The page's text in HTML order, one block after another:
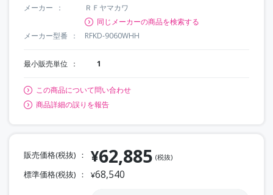
メーカー
ＲＦヤマカワ
同じメーカーの商品を検索する
メーカー型番
RFKD-9060WHH
最小販売単位 1
この商品について問い合わせ
商品詳細の誤りを報告
販売価格(税抜) ¥62,885 (税抜)
標準価格(税抜) ¥68,540